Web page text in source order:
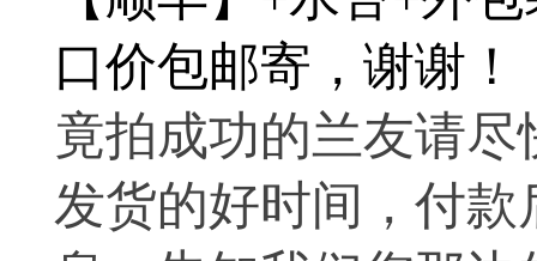
口价包邮寄，谢谢！
竟拍成功的兰友请
发货的好时间，付